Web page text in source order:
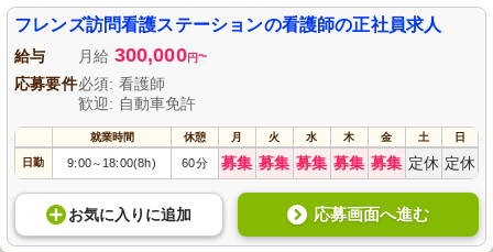
フレンズ訪問看護ステーションの看護師の正社員求人
給与 月給 300,000円~
応募要件必須: 看護師
歓迎: 自動車免許
就業時間 休憩 月 火 水 木 金 土 日
日勤 9:00～ 18:00(8h) 60分 募集 募集 募集 募集 募集 定休 定休
お気に入り に追加 応募画面へ進む